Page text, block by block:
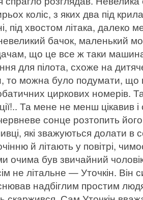
коліс, з яких два під
під хвостом літака,
бачок, маленький
що це все ж таки
для пілота, схоже на
то можна було подумати, що
циркових номерів.
Та мене не менш цікавив
сонце розтопить
які зважуються долати
й літають у повітрі,
очима був звичайний
не літальне — Уточкін. Він
надбіглим простим